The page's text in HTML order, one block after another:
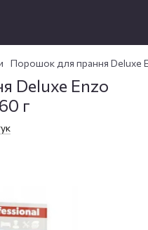
Порошок для прання Deluxe
Deluxe Enzo
г